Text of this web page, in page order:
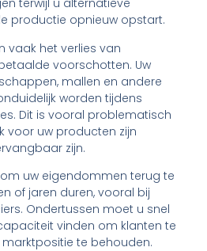
terwijl u alternatieve
productie opnieuw opstart.
vaak het verlies van
voorschotten. Uw
mallen en andere
worden tijdens
Dit is vooral problematisch
voor uw producten zijn
zijn.
uw eigendommen terug te
of jaren duren, vooral bij
Ondertussen moet u snel
vinden om klanten te
te behouden.